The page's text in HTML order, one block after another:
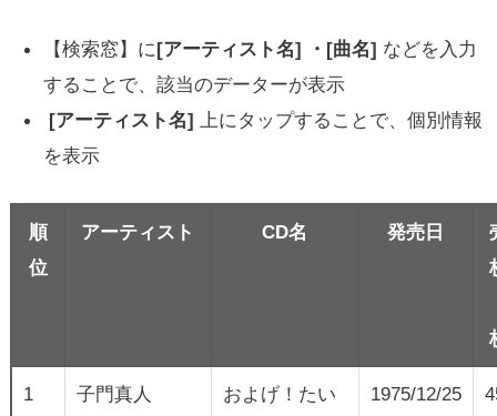
【検索窓】に[アーティスト名] ・[曲名] などを入力
することで、該当のデーターが表示
[アーティスト名] 上にタップすることで、個別情報
を表示
順
位
アーティスト CD名 発売日
1 子門真人
およげ！たい
1975/12/25